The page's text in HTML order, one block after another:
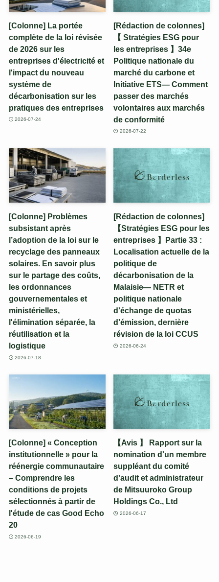
[Colonne] La portée
complète de la loi révisée
de 2026 sur les
entreprises d'électricité et
l'impact du nouveau
système de
décarbonisation sur les
pratiques des entreprises
2026-07-24
[Rédaction de colonnes]
【 Stratégies ESG pour
les entreprises 】34e
Politique nationale du
marché du carbone et
Initiative ETS— Comment
passer des marchés
volontaires aux marchés
de conformité
2026-07-22
[Colonne] Problèmes
subsistant après
l’adoption de la loi sur le
recyclage des panneaux
solaires. En savoir plus
sur le partage des coûts,
les ordonnances
gouvernementales et
ministérielles,
l'élimination séparée, la
réutilisation et la
logistique
2026-07-18
[Rédaction de colonnes]
【Stratégies ESG pour les
entreprises 】Partie 33 :
Localisation actuelle de la
politique de
décarbonisation de la
Malaisie— NETR et
politique nationale
d'échange de quotas
d'émission, dernière
révision de la loi CCUS
2026-06-24
[Colonne] « Conception
institutionnelle » pour la
réénergie communautaire
– Comprendre les
conditions de projets
sélectionnés à partir de
l'étude de cas Good Echo
20
2026-06-19
【Avis 】 Rapport sur la
nomination d'un membre
suppléant du comité
d'audit et administrateur
de Mitsuuroko Group
Holdings Co., Ltd
2026-06-17